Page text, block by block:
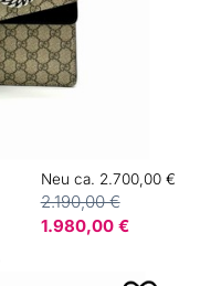
Neu ca. 2.700,00 €
2.190,00 €
1.980,00 €